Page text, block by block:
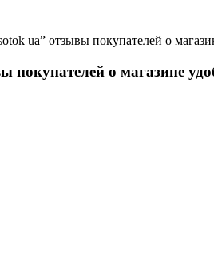
ua” отзывы покупателей о
покупателей о магазине